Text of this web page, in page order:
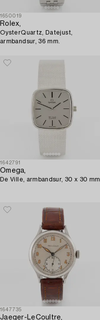
1650019
Rolex,
OysterQuartz, Datejust,
armbandsur, 36 mm.
1642791
Omega,
De Ville, armbandsur, 30 x 30 mm.
1647735
Jaeger-LeCoultre,